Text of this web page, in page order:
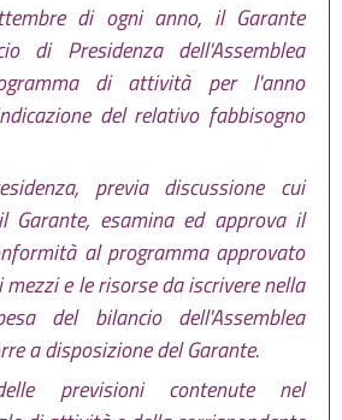
di ogni anno, il Garante
di Presidenza dell'Assemblea
di attività per l'anno
del relativo fabbisogno
previa discussione cui
Garante, esamina ed approva il
al programma approvato
e le risorse da iscrivere nella
del bilancio dell'Assemblea
a disposizione del Garante.
previsioni contenute nel